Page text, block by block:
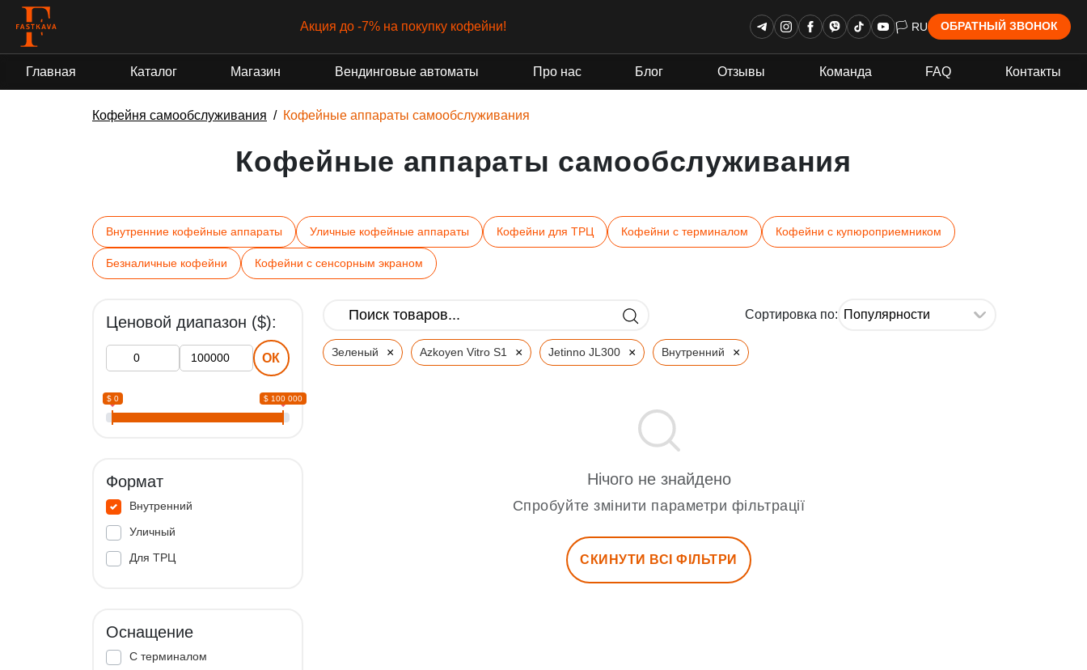
Акция до -7% на покупку кофейни! 🏳 RU ОБРАТНЫЙ ЗВОНОК
Главная Каталог Магазин Вендинговые автоматы Про нас Блог Отзывы Команда FAQ Контакты
Кофейня самообслуживания Кофейные аппараты самообслуживания
Кофейные аппараты самообслуживания
Внутренние кофейные аппараты Уличные кофейные аппараты Кофейни для ТРЦ Кофейни с терминалом Кофейни с купюроприемником
Безналичные кофейни Кофейни с сенсорным экраном
Ценовой диапазон ($):
ОК
$ 0 $ 100 000
Формат
Внутренний
Уличный
Для ТРЦ
Оснащение
С терминалом
Сортировка по:
Зеленый × Azkoyen Vitro S1 × Jetinno JL300 × Внутренний ×
Нічого не знайдено
Спробуйте змінити параметри фільтрації
СКИНУТИ ВСІ ФІЛЬТРИ